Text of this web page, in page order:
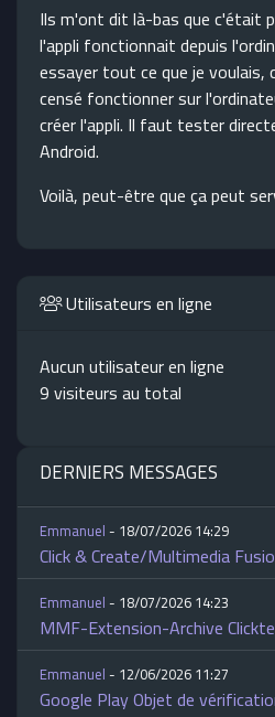
Ils m'ont dit là-bas que c'était
l'appli fonctionnait depuis
essayer tout ce que je voulais,
censé fonctionner sur
créer l'appli. Il faut tester
Android.
Voilà, peut-être que ça peut
Utilisateurs en ligne
Aucun utilisateur en ligne
9 visiteurs au total
DERNIERS MESSAGES
Emmanuel- 18/07/2026 14:29
Click & Create/Multimedia
Emmanuel- 18/07/2026 14:23
MMF-Extension-Archive
Emmanuel- 12/06/2026 11:27
Google Play Objet de